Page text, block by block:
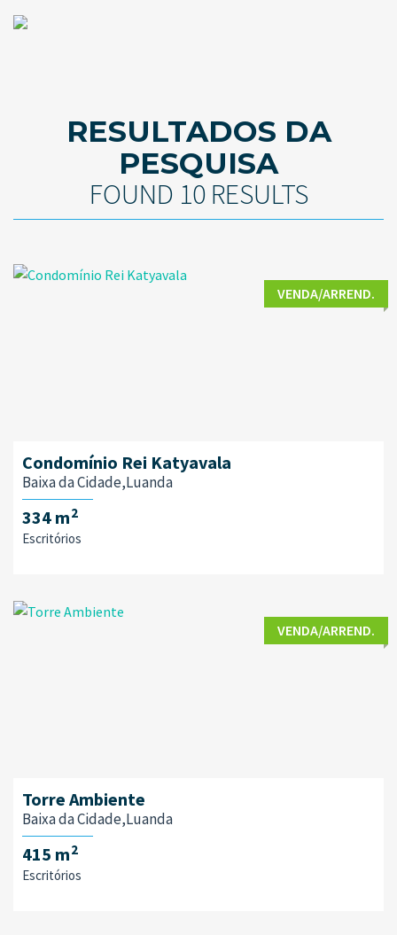
RESULTADOS DA
PESQUISA
FOUND 10 RESULTS
VENDA/ARREND.
Condomínio Rei Katyavala
Baixa da Cidade,Luanda
334 m2
Escritórios
VENDA/ARREND.
Torre Ambiente
Baixa da Cidade,Luanda
415 m2
Escritórios